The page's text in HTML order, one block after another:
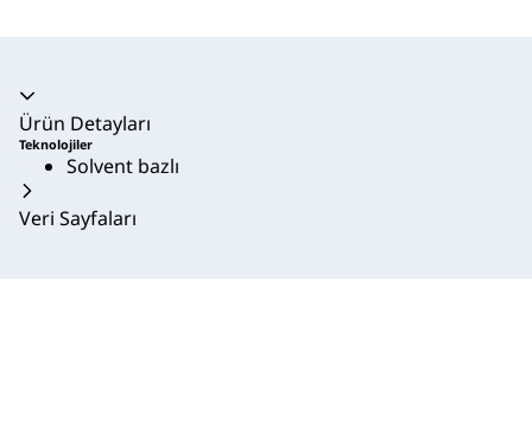
Akordeon daraltıldı
Ürün Detayları
Teknolojiler
Solvent bazlı
Veri Sayfaları